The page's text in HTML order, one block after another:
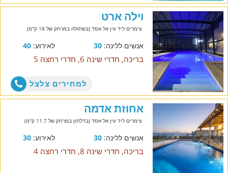
וילה ארט
צימרים ליד עין אל אסד (בשתולה במרחק של 18 ק"מ)
אנשים ללינה:30 לאירוע:40
בריכה, חדרי שינה 6, חדרי רחצה 5
למחירים צלצל
אחוזת אדמה
צימרים ליד עין אל אסד (בדלתון במרחק של 11.7 ק"מ)
אנשים ללינה:30 לאירוע:30
בריכה, חדרי שינה 8, חדרי רחצה 4